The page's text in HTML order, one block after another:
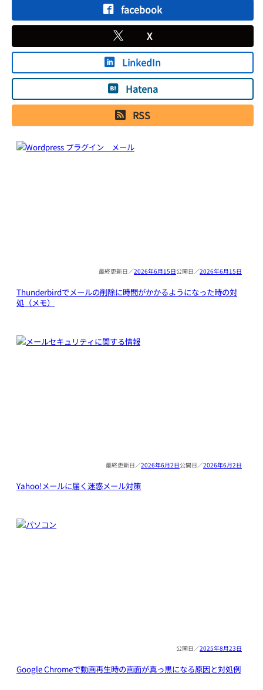
facebook
X
LinkedIn
Hatena
RSS
2026年6月15日 2026年6月15日
Thunderbirdでメールの削除に時間がかかるようになった時の対
処（メモ）
2026年6月2日 2026年6月2日
Yahoo!メールに届く迷惑メール対策
2025年8月23日
Google Chromeで動画再生時の画面が真っ黒になる原因と対処例